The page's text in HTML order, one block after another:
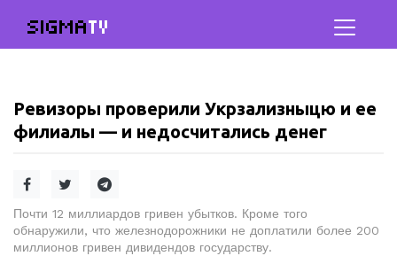
SIGMATV
Ревизоры проверили Укрзализныцю и ее
филиалы — и недосчитались денег
Почти 12 миллиардов гривен убытков. Кроме того
обнаружили, что железнодорожники не доплатили более 200
миллионов гривен дивидендов государству.